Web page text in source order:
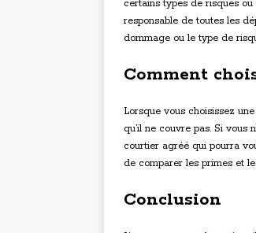
certains types de risques
responsable de toutes les
dommage ou le type de
Comment
Lorsque vous choisissez
qu’il ne couvre pas. Si vous
courtier agréé qui pourra
de comparer les primes et
Conclusion